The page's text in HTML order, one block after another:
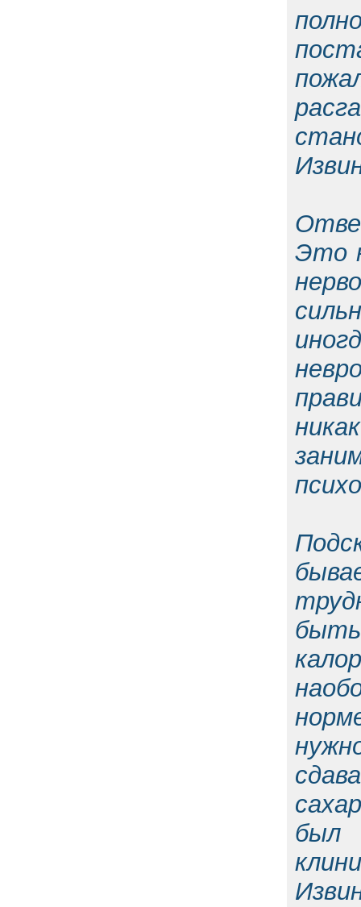
Это
был